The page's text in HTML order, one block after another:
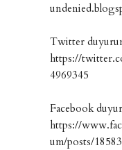
Twitter
https://
4969345
Facebook
https://
um/posts/